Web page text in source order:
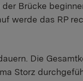
Brücke
werde das RP
Die
Storz